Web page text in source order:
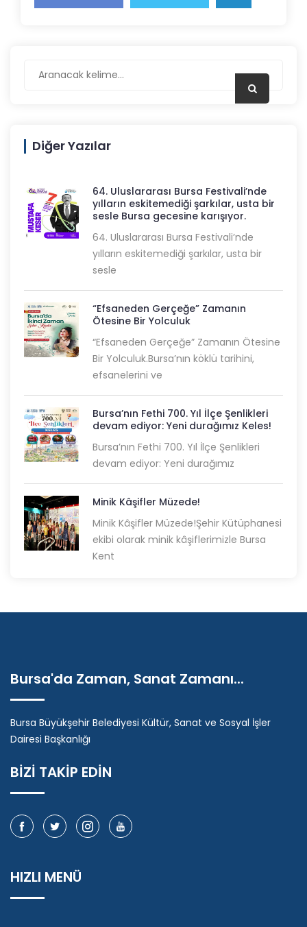
Diğer Yazılar
64. Uluslararası Bursa Festivali’nde
yılların eskitemediği şarkılar, usta bir
sesle Bursa gecesine karışıyor.
64. Uluslararası Bursa Festivali’nde
yılların eskitemediği şarkılar, usta bir
sesle
“Efsaneden Gerçeğe” Zamanın
Ötesine Bir Yolculuk
“Efsaneden Gerçeğe” Zamanın Ötesine
Bir Yolculuk.Bursa’nın köklü tarihini,
efsanelerini ve
Bursa’nın Fethi 700. Yıl İlçe Şenlikleri
devam ediyor: Yeni durağımız Keles!
Bursa’nın Fethi 700. Yıl İlçe Şenlikleri
devam ediyor: Yeni durağımız
Minik Kâşifler Müzede!
Minik Kâşifler Müzede!Şehir Kütüphanesi
ekibi olarak minik kâşiflerimizle Bursa
Kent
Bursa'da Zaman, Sanat Zamanı...
Bursa Büyükşehir Belediyesi Kültür, Sanat ve Sosyal İşler
Dairesi Başkanlığı
BİZİ TAKİP EDİN
HIZLI MENÜ